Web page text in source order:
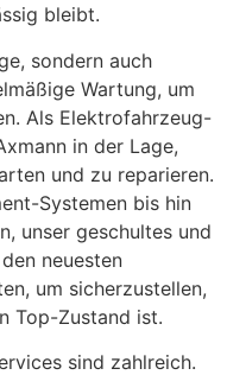
bleibt.
sondern auch
Wartung, um
Als Elektrofahrzeug-
in der Lage,
und zu reparieren.
Systemen bis hin
unser geschultes und
neuesten
um sicherzustellen,
Top-Zustand ist.
sind zahlreich.